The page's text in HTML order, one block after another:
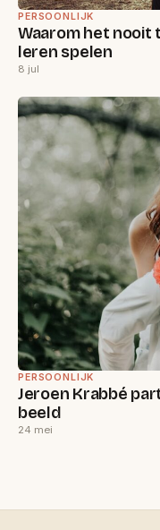
PERSOONLIJK
Waarom het nooit
leren spelen
8 jul
PERSOONLIJK
Jeroen Krabbé
beeld
24 mei